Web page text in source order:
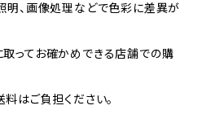
明、画像処理などで色彩に差異が
ってお確かめできる店舗での購
はご負担ください。